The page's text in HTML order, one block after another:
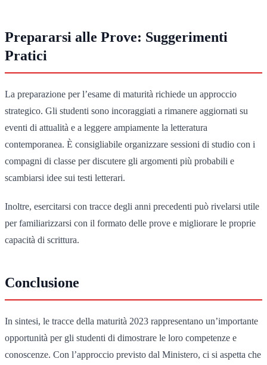
Prepararsi alle Prove: Suggerimenti
Pratici
La preparazione per l’esame di maturità richiede un approccio
strategico. Gli studenti sono incoraggiati a rimanere aggiornati su
eventi di attualità e a leggere ampiamente la letteratura
contemporanea. È consigliabile organizzare sessioni di studio con i
compagni di classe per discutere gli argomenti più probabili e
scambiarsi idee sui testi letterari.
Inoltre, esercitarsi con tracce degli anni precedenti può rivelarsi utile
per familiarizzarsi con il formato delle prove e migliorare le proprie
capacità di scrittura.
Conclusione
In sintesi, le tracce della maturità 2023 rappresentano un’importante
opportunità per gli studenti di dimostrare le loro competenze e
conoscenze. Con l’approccio previsto dal Ministero, ci si aspetta che